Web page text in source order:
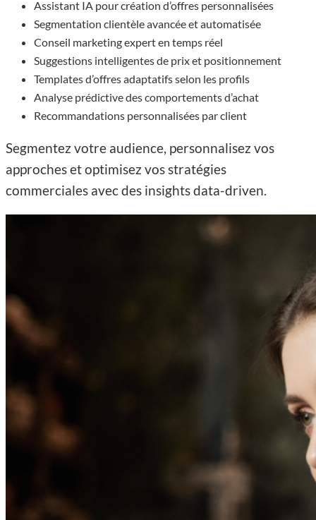
Assistant IA pour création d’offres personnalisées
Segmentation clientèle avancée et automatisée
Conseil marketing expert en temps réel
Suggestions intelligentes de prix et positionnement
Templates d’offres adaptatifs selon les profils
Analyse prédictive des comportements d’achat
Recommandations personnalisées par client
Segmentez votre audience, personnalisez vos
approches et optimisez vos stratégies
commerciales avec des insights data-driven.